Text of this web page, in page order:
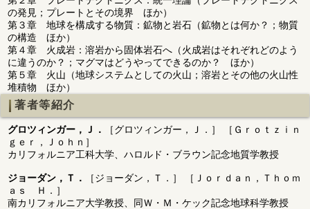
の発見；プレートとその境界 ほか）
第３章 地球を構成する物質：鉱物と岩石（鉱物とは何か？；物質
の構造 ほか）
第４章 火成岩：溶岩から固体岩石へ（火成岩はそれぞれどのよう
に違うのか？；マグマはどうやってできるのか？ ほか）
第５章 火山（地球システムとしての火山；溶岩とその他の火山性
堆積物 ほか）
著者等紹介
グロツィンガー，Ｊ．
［グロツィンガー，Ｊ．］ ［Ｇｒｏｔｚｉｎ
ｇｅｒ，Ｊｏｈｎ］
カリフォルニア工科大学、ハロルド・ブラウン記念地質学教授
ジョーダン，Ｔ．
［ジョーダン，Ｔ．］ ［Ｊｏｒｄａｎ，Ｔｈｏｍ
ａｓ Ｈ．］
南カリフォルニア大学教授、同Ｗ・Ｍ・ケック記念地球科学教授